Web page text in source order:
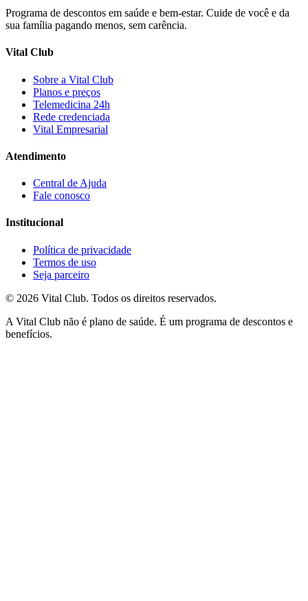
Programa de descontos em saúde e bem-estar. Cuide de você e da
sua família pagando menos, sem carência.
Vital Club
Sobre a Vital Club
Planos e preços
Telemedicina 24h
Rede credenciada
Vital Empresarial
Atendimento
Central de Ajuda
Fale conosco
Institucional
Política de privacidade
Termos de uso
Seja parceiro
© 2026 Vital Club. Todos os direitos reservados.
A Vital Club não é plano de saúde. É um programa de descontos e
benefícios.